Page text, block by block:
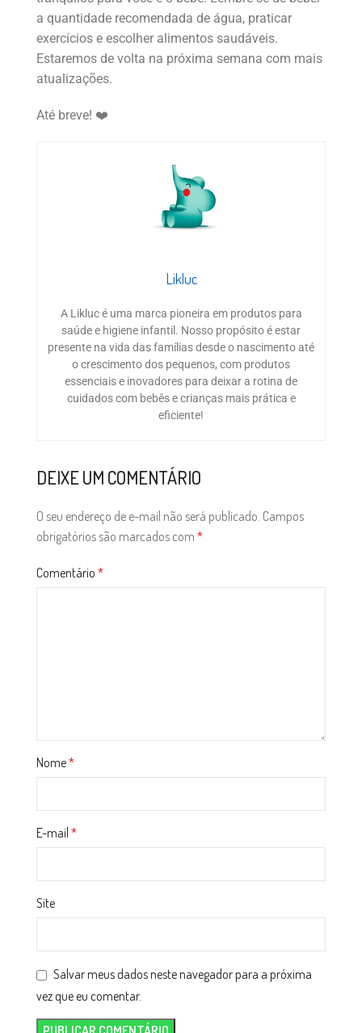
a quantidade recomendada de água, praticar
exercícios e escolher alimentos saudáveis.
Estaremos de volta na próxima semana com mais
atualizações.
Até breve! ❤️
Likluc
A Likluc é uma marca pioneira em produtos para
saúde e higiene infantil. Nosso propósito é estar
presente na vida das famílias desde o nascimento até
o crescimento dos pequenos, com produtos
essenciais e inovadores para deixar a rotina de
cuidados com bebês e crianças mais prática e
eficiente!
DEIXE UM COMENTÁRIO
O seu endereço de e-mail não será publicado. Campos
obrigatórios são marcados com *
Comentário *
Nome*
E-mail *
Site
Salvar meus dados neste navegador para a próxima
vez que eu comentar.